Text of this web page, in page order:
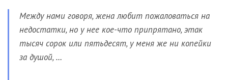
Между нами говоря, жена любит пожаловаться на
недостатки, но у нее кое-что припрятано, этак
тысяч сорок или пятьдесят, у меня же ни копейки
за душой, …